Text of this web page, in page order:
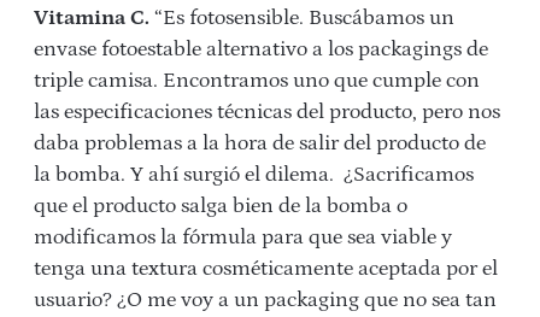
Vitamina C. “Es fotosensible. Buscábamos un
envase fotoestable alternativo a los packagings de
triple camisa. Encontramos uno que cumple con
las especificaciones técnicas del producto, pero nos
daba problemas a la hora de salir del producto de
la bomba. Y ahí surgió el dilema. ¿Sacrificamos
que el producto salga bien de la bomba o
modificamos la fórmula para que sea viable y
tenga una textura cosméticamente aceptada por el
usuario? ¿O me voy a un packaging que no sea tan